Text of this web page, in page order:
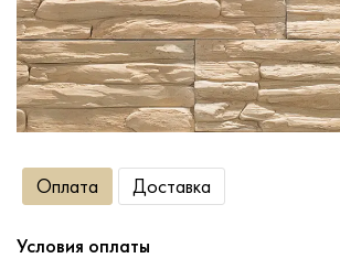
Сопутствующие товары
О компании
Услуги
Оплата Доставка
Условия оплаты